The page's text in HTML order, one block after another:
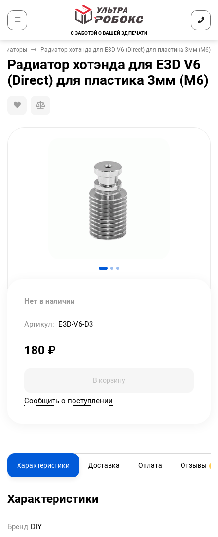
С ЗАБОТОЙ О ВАШЕЙ 3Д ПЕЧАТИ
Радиатор хотэнда для E3D V6 (Direct) для пластика 3мм (M6)
Радиатор хотэнда для E3D V6
(Direct) для пластика 3мм (M6)
Нет в наличии
Артикул: E3D-V6-D3
180 ₽
В корзину
Сообщить о поступлении
Характеристики Доставка Оплата Отзывы
Характеристики
Бренд DIY